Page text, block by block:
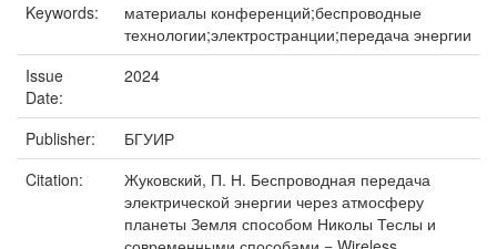
Keywords:
материалы конференций;беспроводные
технологии;электространции;передача энергии
Issue
Date:
2024
Publisher:
БГУИР
Citation:
Жуковский, П. Н. Беспроводная передача
электрической энергии через атмосферу
планеты Земля способом Николы Теслы и